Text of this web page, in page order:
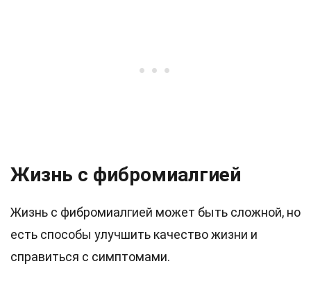
Жизнь с фибромиалгией
Жизнь с фибромиалгией может быть сложной, но
есть способы улучшить качество жизни и
справиться с симптомами.